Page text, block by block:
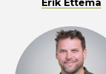
Erik Ettema